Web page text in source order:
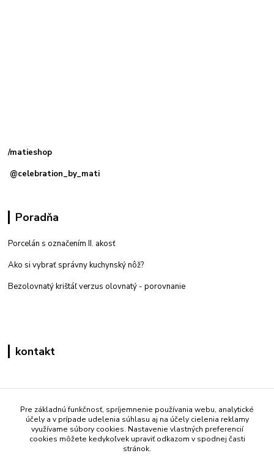
/matieshop
@celebration_by_mati
Poradňa
Porcelán s označením II. akosť
Ako si vybrať správny kuchynský nôž?
Bezolovnatý krištáľ verzus olovnatý - porovnanie
kontakt
+421 908 861 051
(Po - Pia 7:30-15:30)
info@mati.sk
Pre základnú funkčnosť, spríjemnenie používania webu, analytické
účely a v prípade udelenia súhlasu aj na účely cielenia reklamy
využívame súbory cookies. Nastavenie vlastných preferencií
cookies môžete kedykoľvek upraviť odkazom v spodnej časti
stránok.